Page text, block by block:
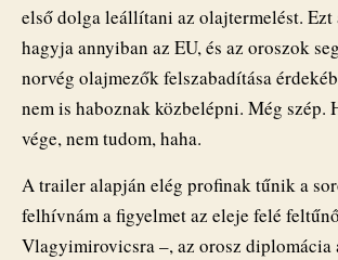
első dolga leállítani az olajtermelést. Ezt
hagyja annyiban az EU, és az oroszok
norvég olajmezők felszabadítása
nem is haboznak közbelépni. Még szép.
vége, nem tudom, haha.
A trailer alapján elég profinak tűnik a
felhívnám a figyelmet az eleje felé
Vlagyimirovicsra –, az orosz diplomácia